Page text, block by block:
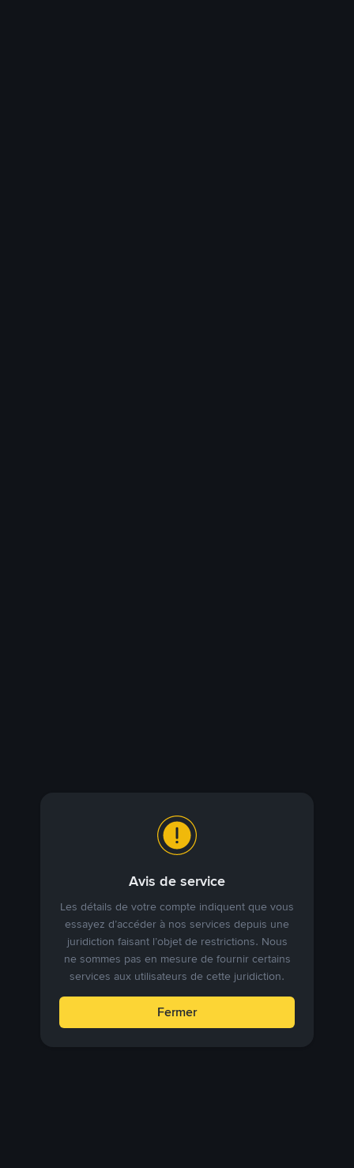
Avis de service
Les détails de votre compte indiquent que vous
essayez d’accéder à nos services depuis une
juridiction faisant l’objet de restrictions. Nous
ne sommes pas en mesure de fournir certains
services aux utilisateurs de cette juridiction.
Fermer